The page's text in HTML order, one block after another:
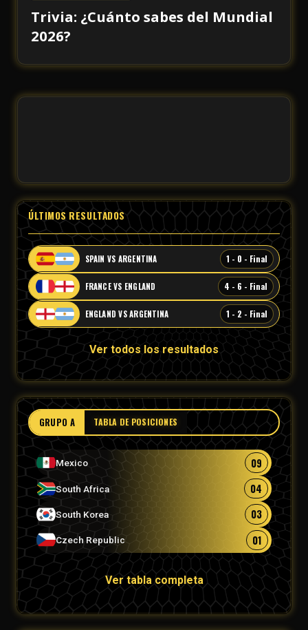
Trivia: ¿Cuánto sabes del Mundial
2026?
ÚLTIMOS RESULTADOS
SPAIN VS ARGENTINA 1 - 0 - Final
FRANCE VS ENGLAND 4 - 6 - Final
ENGLAND VS ARGENTINA 1 - 2 - Final
Ver todos los resultados
GRUPO A TABLA DE POSICIONES
Mexico 09
South Africa 04
South Korea 03
Czech Republic 01
Ver tabla completa